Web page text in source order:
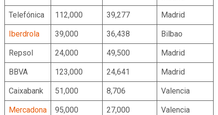
Telefónica 112,000 39,277 Madrid
Iberdrola 39,000 36,438 Bilbao
Repsol 24,000 49,500 Madrid
BBVA 123,000 24,641 Madrid
Caixabank 51,000 8,706 Valencia
Mercadona 95,000 27,000 Valencia